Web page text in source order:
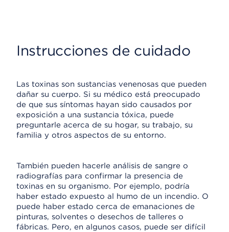
Instrucciones de cuidado
Las toxinas son sustancias venenosas que pueden
dañar su cuerpo. Si su médico está preocupado
de que sus síntomas hayan sido causados por
exposición a una sustancia tóxica, puede
preguntarle acerca de su hogar, su trabajo, su
familia y otros aspectos de su entorno.
También pueden hacerle análisis de sangre o
radiografías para confirmar la presencia de
toxinas en su organismo. Por ejemplo, podría
haber estado expuesto al humo de un incendio. O
puede haber estado cerca de emanaciones de
pinturas, solventes o desechos de talleres o
fábricas. Pero, en algunos casos, puede ser difícil